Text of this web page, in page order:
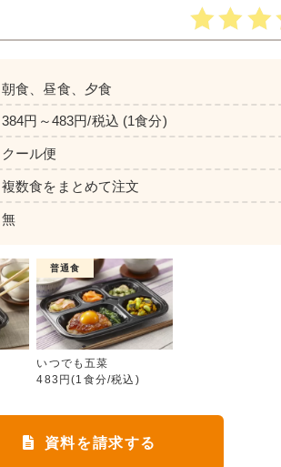
いつでも三菜
朝食、昼食、夕食
384円～483円/税込 (1食分)
クール便
複数食をまとめて注文
無
普通食
いつでも五菜
483円(1食分/税込)
資料を請求する